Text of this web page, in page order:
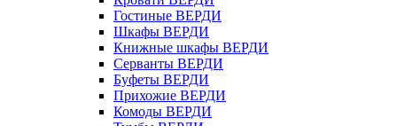
Гостиные ВЕРДИ
Шкафы ВЕРДИ
Книжные шкафы ВЕРДИ
Серванты ВЕРДИ
Буфеты ВЕРДИ
Прихожие ВЕРДИ
Комоды ВЕРДИ